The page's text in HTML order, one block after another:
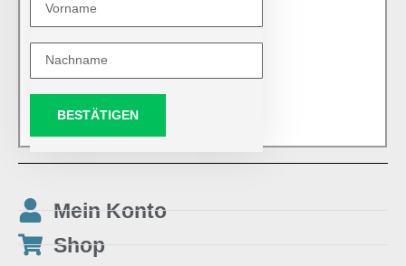
BESTÄTIGEN
Mein Konto
Shop